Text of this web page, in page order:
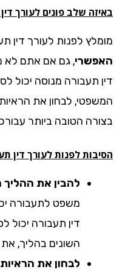
שלב פונים לעורך דין
לפנות לעורך דין
, גם אם אתם לא
תעבורה מנוסה יכול לסייע
לבחון את הראיות
הטובה ביותר עבורכם.
לפנות לעורך דין
להבין את ההליך
משפט לתעבורה יכול
דין תעבורה יכול
השונים בהליך, את
לבחון את הראיות